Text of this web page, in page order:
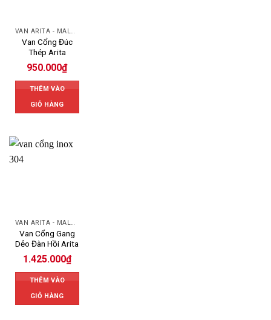
Van Cổng Đúc
Thép Arita
950.000₫
THÊM VÀO
GIỎ HÀNG
Van Cổng Gang
Dẻo Đàn Hồi Arita
1.425.000₫
THÊM VÀO
GIỎ HÀNG